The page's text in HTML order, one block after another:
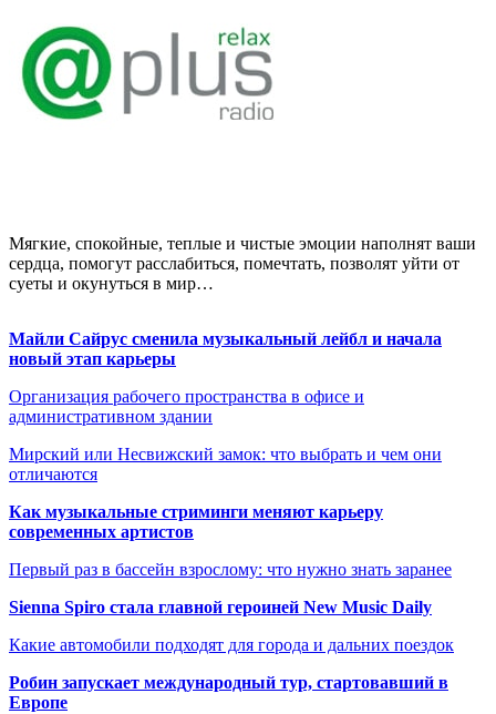
Мягкие, спокойные, теплые и чистые эмоции наполнят ваши
сердца, помогут расслабиться, помечтать, позволят уйти от
суеты и окунуться в мир…
Майли Сайрус сменила музыкальный лейбл и начала
новый этап карьеры
Организация рабочего пространства в офисе и
административном здании
Мирский или Несвижский замок: что выбрать и чем они
отличаются
Как музыкальные стриминги меняют карьеру
современных артистов
Первый раз в бассейн взрослому: что нужно знать заранее
Sienna Spiro стала главной героиней New Music Daily
Какие автомобили подходят для города и дальних поездок
Робин запускает международный тур, стартовавший в
Европе